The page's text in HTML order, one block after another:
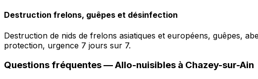
Destruction frelons, guêpes et désinfection
Destruction de nids de frelons asiatiques et européens, guêpes,
protection, urgence 7 jours sur 7.
Questions fréquentes —Allo-nuisibles à Chazey-sur-Ain